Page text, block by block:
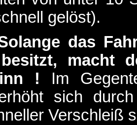
gelöst).
das
besitzt, macht
! Im
sich
Verschleiß